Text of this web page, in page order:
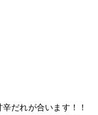
だれが合います！！